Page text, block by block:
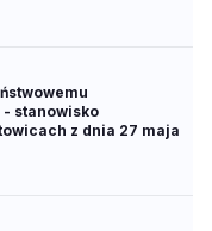
- stanowisko
z dnia 27 maja